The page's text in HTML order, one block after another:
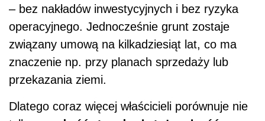
– bez nakładów inwestycyjnych i bez ryzyka
operacyjnego. Jednocześnie grunt zostaje
związany umową na kilkadziesiąt lat, co ma
znaczenie np. przy planach sprzedaży lub
przekazania ziemi.
Dlatego coraz więcej właścicieli porównuje nie